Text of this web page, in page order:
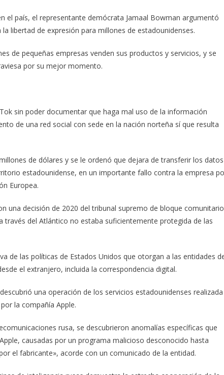
el país, el representante demócrata Jamaal Bowman argumentó
libertad de expresión para millones de estadounidenses.
de pequeñas empresas venden sus productos y servicios, y se
por su mejor momento.
sin poder documentar que haga mal uso de la información
de una red social con sede en la nación norteña sí que resulta
de dólares y se le ordenó que dejara de transferir los datos
estadounidense, en un importante fallo contra la empresa
Europea.
una decisión de 2020 del tribunal supremo de bloque
del Atlántico no estaba suficientemente protegida de las
de las políticas de Estados Unidos que otorgan a las entidades
el extranjero, incluida la correspondencia digital.
una operación de los servicios estadounidenses realizada
la compañía Apple.
rusa, se descubrieron anomalías específicas que
causadas por un programa malicioso desconocido hasta
el fabricante», acorde con un comunicado de la entidad.